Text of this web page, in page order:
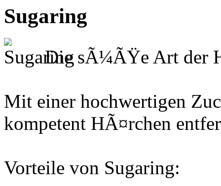
Sugaring
Die sÃ¼ÃŸe Art der
Mit einer hochwertigen
kompetent HÃ¤rchen
Vorteile von Sugaring: